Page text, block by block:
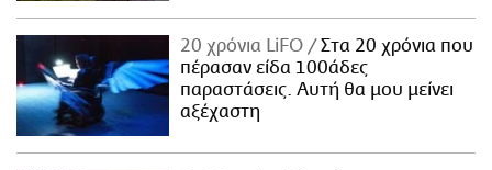
20 χρόνια LiFO
Στα 20 χρόνια που
πέρασαν είδα 100άδες
παραστάσεις. Αυτή θα μου μείνει
αξέχαστη